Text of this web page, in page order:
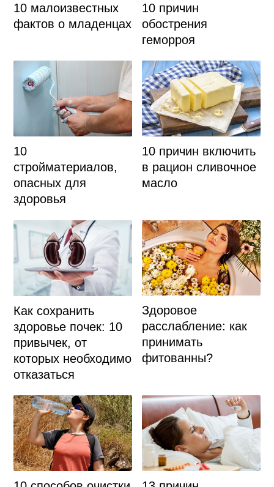
10 малоизвестных
фактов о младенцах
10 причин
обострения
геморроя
10
стройматериалов,
опасных для
здоровья
10 причин включить
в рацион сливочное
масло
Как сохранить
здоровье почек: 10
привычек, от
которых необходимо
отказаться
Здоровое
расслабление: как
принимать
фитованны?